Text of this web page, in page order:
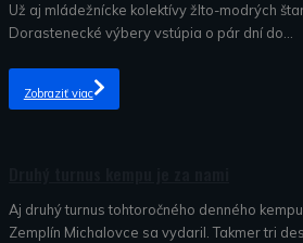
Už aj mládežnícke kolektívy žlto-modrých
Dorastenecké výbery vstúpia o pár dní do...
Zobraziť viac
Aj druhý turnus tohtoročného denného
Zemplín Michalovce sa vydaril. Takmer tri